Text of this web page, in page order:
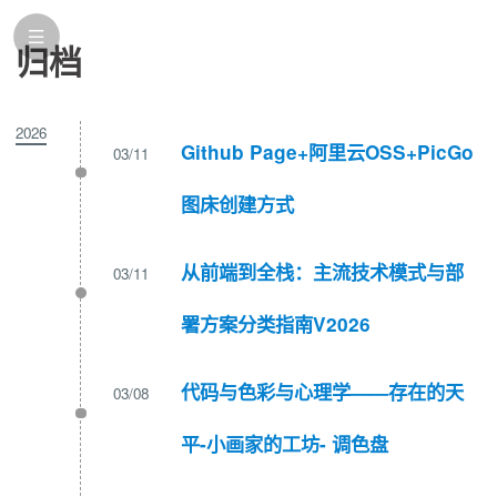
归档
2026
03/11
Github Page+阿里云OSS+PicGo
图床创建方式
03/11
从前端到全栈：主流技术模式与部
署方案分类指南V2026
03/08
代码与色彩与心理学——存在的天
平-小画家的工坊- 调色盘